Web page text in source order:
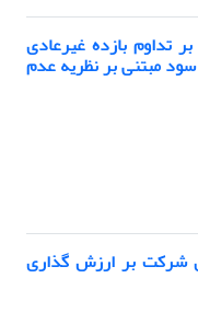
تداوم بازده غیرعادی
مبتنی بر نظریه عدم
شرکت بر ارزش گذاری